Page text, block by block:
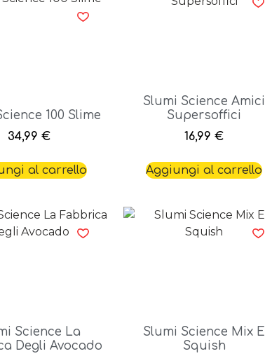
100 Slime
34,99 €
al carrello
Slumi Science Amici
Supersoffici
16,99€
Aggiungi al carrello
Science La
Degli Avocado
Slumi Science Mix E
Squish